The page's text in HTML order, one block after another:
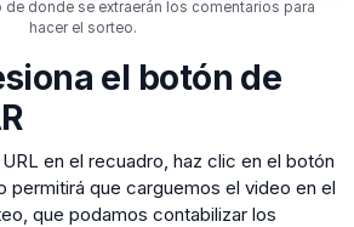
de donde se extraerán los comentarios para
hacer el sorteo.
el botón de
en el recuadro, haz clic en el botón
permitirá que carguemos el video en el
que podamos contabilizar los